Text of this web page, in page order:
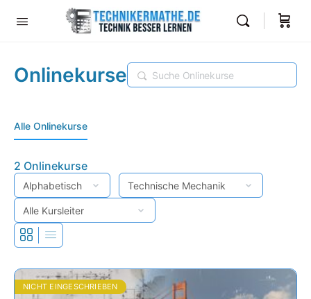
Onlinekurse Suchen
Alle Onlinekurse
2 Onlinekurse
NICHT EINGESCHRIEBEN